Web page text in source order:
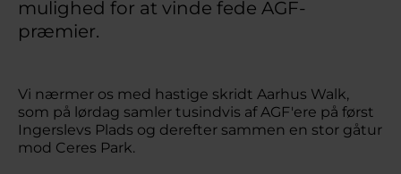
mulighed for at vinde fede AGF-
præmier.
Vi nærmer os med hastige skridt Aarhus Walk,
som på lørdag samler tusindvis af AGF'ere på først
Ingerslevs Plads og derefter sammen en stor gåtur
mod Ceres Park.